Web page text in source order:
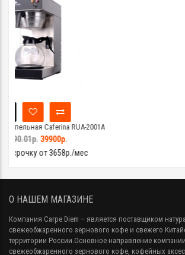
Кофемашина капельная
О НАШЕМ МАГАЗИНЕ
Компания Carpe Diem – является поставщиком
свежеобжаренного зернового кофе и свежего
территории России.Основное направление
свежеобжаренного зернового кофе, кофейных